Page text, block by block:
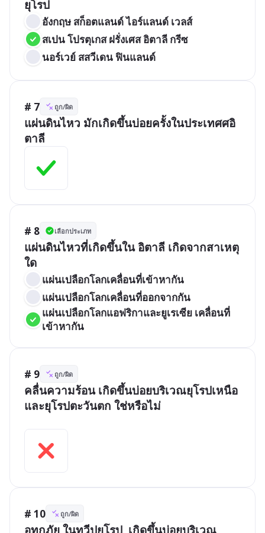
ยุโรป
อังกฤษ สก็อตแลนด์ ไอร์แลนด์ เวลส์
สเปน โปรตุเกส ฝรั่งเศส อิตาลี กรีซ
นอร์เวย์ สสวีเดน ฟินแลนด์
# 7 ถูก/ผิด
แผ่นดินไหว มักเกิดขึ้นบ่อยครั้งในประเทศศอิ
ตาลี
# 8 เลือกประเภท
แผ่นดินไหวที่เกิดขึ้นใน อิตาลี เกิดจากสาเหตุ
ใด
แผ่นเปลือกโลกเคลื่อนที่เข้าหากัน
แผ่นเปลือกโลกเคลื่อนที่ออกจากกัน
แผ่นเปลือกโลกแอฟริกาและยูเรเซีย เคลื่อนที่
เข้าหากัน
# 9 ถูก/ผิด
คลื่นความร้อน เกิดขึ้นบ่อยบริเวณยุโรปเหนือ
และยุโรปตะวันตก ใช่หรือไม่
# 10 ถูก/ผิด